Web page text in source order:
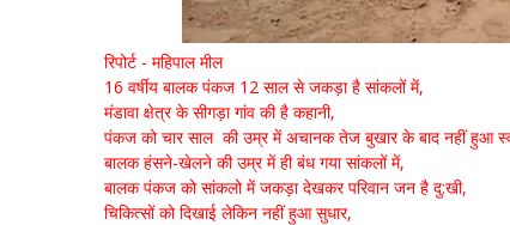
रिपोर्ट - महिपाल मील
16 वर्षीय बालक पंकज 12 साल से जकड़ा है सांकलों में,
मंडावा क्षेत्र के सीगड़ा गांव की है कहानी,
पंकज को चार साल की उम्र में अचानक तेज बुखार के बाद नहीं हुआ
बालक हंसने-खेलने की उम्र में ही बंध गया सांकलों में,
बालक पंकज को सांकलो में जकड़ा देखकर परिवान जन है दु:खी,
चिकित्सों को दिखाई लेकिन नहीं हुआ सुधार,